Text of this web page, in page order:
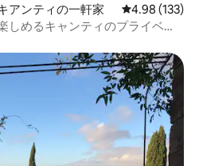
アンティの一軒家 レビュー133
4.98 (133)
しめるキャンティのプライベー